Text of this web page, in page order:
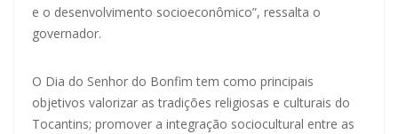
e o desenvolvimento socioeconômico”, ressalta o
governador.
O Dia do Senhor do Bonfim tem como principais
objetivos valorizar as tradições religiosas e culturais do
Tocantins; promover a integração sociocultural entre as